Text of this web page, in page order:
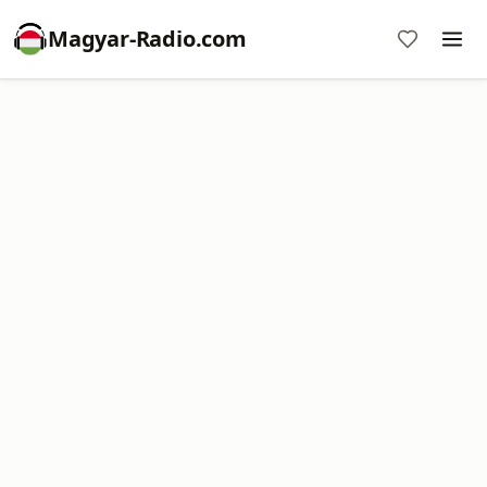
Magyar-Radio.com